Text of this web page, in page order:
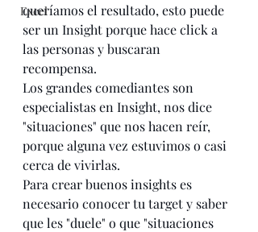
Excel
queríamos el resultado, esto puede
ser un Insight porque hace click a
las personas y buscaran
recompensa.
Los grandes comediantes son
especialistas en Insight, nos dice
"situaciones" que nos hacen reír,
porque alguna vez estuvimos o casi
cerca de vivirlas.
Para crear buenos insights es
necesario conocer tu target y saber
que les "duele" o que "situaciones